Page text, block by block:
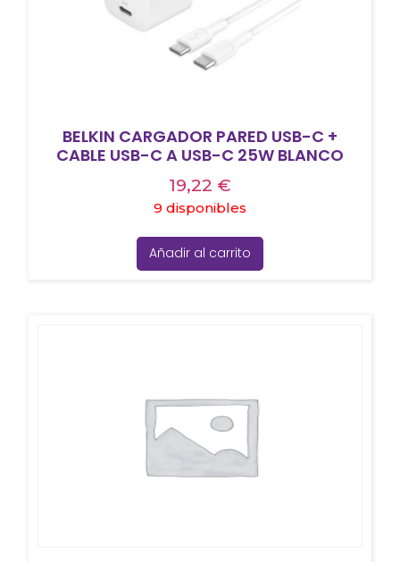
BELKIN CARGADOR PARED USB-C +
CABLE USB-C A USB-C 25W BLANCO
19,22 €
9 disponibles
Añadir al carrito